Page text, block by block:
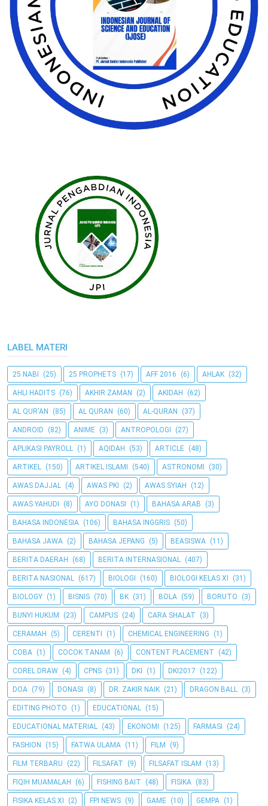
LABEL MATERI
25 NABI (25) 25 PROPHETS (17) AFF 2016 (6) AHLAK (32)
AHLI HADITS (76) AKHIR ZAMAN (2) AKIDAH (62)
AL QUR'AN (85) AL QURAN (60) AL-QURAN (37)
ANDROID (82) ANIME (3) ANTROPOLOGI (27)
APLIKASI PAYROLL (1) AQIDAH (53) ARTICLE (48)
ARTIKEL (150) ARTIKEL ISLAMI (540) ASTRONOMI (30)
AWAS DAJJAL (4) AWAS PKI (2) AWAS SYIAH (12)
AWAS YAHUDI (8) AYO DONASI (1) BAHASA ARAB (3)
BAHASA INDONESIA (106) BAHASA INGGRIS (50)
BAHASA JAWA (2) BAHASA JEPANG (5) BEASISWA (11)
BERITA DAERAH (68) BERITA INTERNASIONAL (407)
BERITA NASIONAL (617) BIOLOGI (160) BIOLOGI KELAS XI (31)
BIOLOGY (1) BISNIS (70) BK (31) BOLA (59) BORUTO (3)
BUNYI HUKUM (23) CAMPUS (24) CARA SHALAT (3)
CERAMAH (5) CERENTI (1) CHEMICAL ENGINEERING (1)
COBA (1) COCOK TANAM (6) CONTENT PLACEMENT (42)
COREL DRAW (4) CPNS (31) DKI (1) DKI2017 (122)
DOA (79) DONASI (8) DR. ZAKIR NAIK (21) DRAGON BALL (3)
EDITING PHOTO (1) EDUCATIONAL (15)
EDUCATIONAL MATERIAL (43) EKONOMI (125) FARMASI (24)
FASHION (15) FATWA ULAMA (11) FILM (9)
FILM TERBARU (22) FILSAFAT (9) FILSAFAT ISLAM (13)
FIQIH MUAMALAH (6) FISHING BAIT (48) FISIKA (83)
FISIKA KELAS XI (2) FPI NEWS (9) GAME (10) GEMPA (1)